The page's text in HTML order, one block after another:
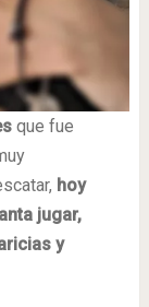
que fue
hoy
jugar,
y